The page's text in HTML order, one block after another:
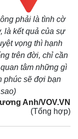
- Quốc phòng
phải là tình cờ
là kết quả của sự
vọng thì hạnh
trên đời, chỉ cần
tâm những gì
phúc sẽ đợi bạn
Anh/VOV.VN
(Tổng hợp)